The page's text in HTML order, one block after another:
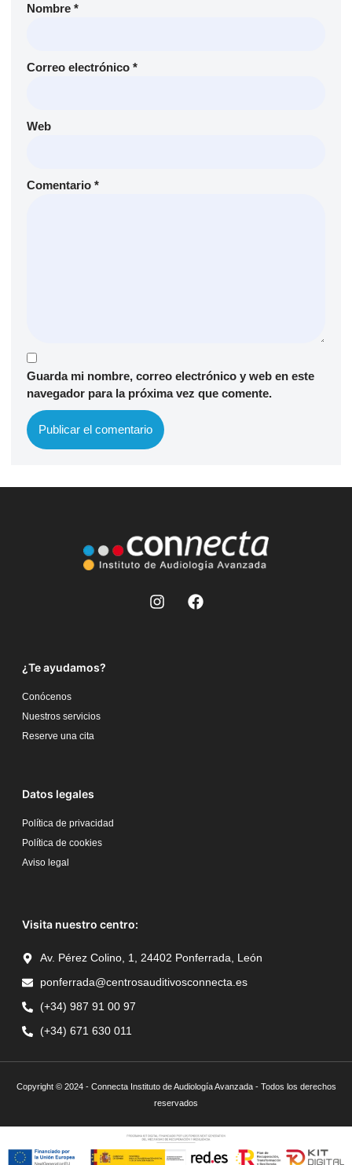
Nombre *
Correo electrónico *
Web
Comentario *
Guarda mi nombre, correo electrónico y web en este
navegador para la próxima vez que comente.
¿Te ayudamos?
Conócenos
Nuestros servicios
Reserve una cita
Datos legales
Política de privacidad
Política de cookies
Aviso legal
Visita nuestro centro:
Av. Pérez Colino, 1, 24402 Ponferrada, León
ponferrada@centrosauditivosconnecta.es
(+34) 987 91 00 97
(+34) 671 630 011
Copyright © 2024 - Connecta Instituto de Audiología Avanzada - Todos los derechos
reservados